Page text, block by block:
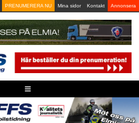
PRENUMERERA NU Mina sidor Kontakt Annonsera
≡